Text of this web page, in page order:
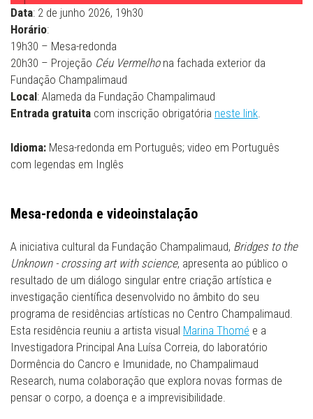
Data: 2 de junho 2026, 19h30
Horário:
19h30 – Mesa-redonda
20h30 – Projeção Céu Vermelhona fachada exterior da
Fundação Champalimaud
Local: Alameda da Fundação Champalimaud
Entrada gratuita com inscrição obrigatória neste link.
Idioma: Mesa-redonda em Português; video em Português
com legendas em Inglês
Mesa-redonda e videoinstalação
A iniciativa cultural da Fundação Champalimaud, Bridges to the
Unknown - crossing art with science, apresenta ao público o
resultado de um diálogo singular entre criação artística e
investigação científica desenvolvido no âmbito do seu
programa de residências artísticas no Centro Champalimaud.
Esta residência reuniu a artista visual Marina Thomé e a
Investigadora Principal Ana Luísa Correia, do laboratório
Dormência do Cancro e Imunidade, no Champalimaud
Research, numa colaboração que explora novas formas de
pensar o corpo, a doença e a imprevisibilidade.